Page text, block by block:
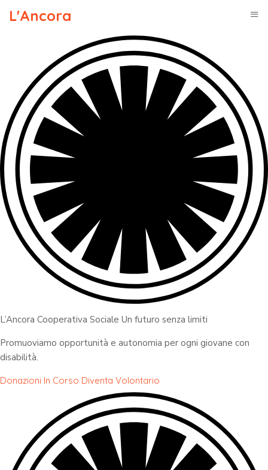
L'Ancora
L’Ancora Cooperativa Sociale Un futuro senza limiti
Promuoviamo opportunità e autonomia per ogni giovane con
disabilità.
Donazioni In Corso Diventa Volontario